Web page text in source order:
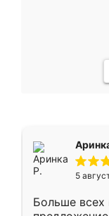
5
Больше всех